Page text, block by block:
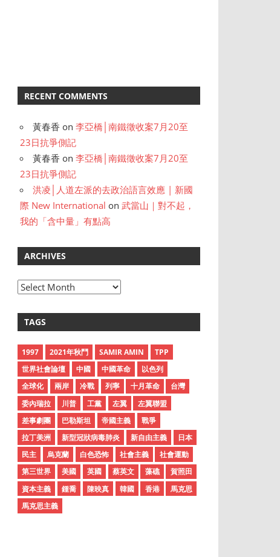
RECENT COMMENTS
黃春香 on李亞橋│南鐵徵收案7月20至
23日抗爭側記
黃春香 on李亞橋│南鐵徵收案7月20至
23日抗爭側記
洪凌│人道左派的去政治語言效應 | 新國
際 New International on武當山｜對不起，
我的「含中量」有點高
ARCHIVES
A
h
v
e
s
TAGS
1997 2021年秋鬥 SAMIR AMIN
TPP
世界社會論壇
中國 中國革命
以色列
全球化
兩岸 冷戰 列寧 十月革命
台灣
委內瑞拉
川普 工黨 左翼
左翼聯盟
差事劇團
巴勒斯坦 帝國主義
戰爭
拉丁美洲
新型冠狀病毒肺炎 新自由主義
日本
民主
烏克蘭 白色恐怖 社會主義
社會運動
第三世界
美國 英國 蔡英文 藻礁
賀照田
資本主義
鍾喬 陳映真 韓國 香港
馬克思
馬克思主義